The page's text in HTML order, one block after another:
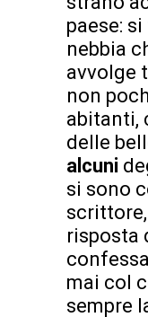
paese:
nebbia
avvolge
non
abitanti,
delle
alcuni
si sono
risposta
mai col
sempre